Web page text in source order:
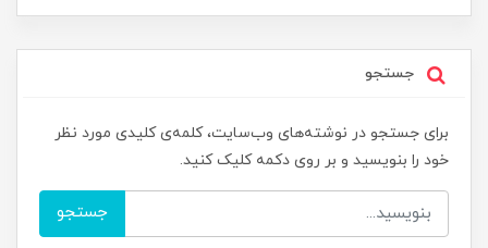
جستجو
برای جستجو در نوشته‌های وب‌سایت، کلمه‌ی کلیدی مورد نظر
خود را بنویسید و بر روی دکمه کلیک کنید.
جستجو